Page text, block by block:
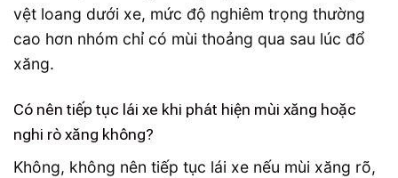
vệt loang dưới xe, mức độ nghiêm trọng thường
cao hơn nhóm chỉ có mùi thoảng qua sau lúc đổ
xăng.
Có nên tiếp tục lái xe khi phát hiện mùi xăng hoặc
nghi rò xăng không?
Không, không nên tiếp tục lái xe nếu mùi xăng rõ,